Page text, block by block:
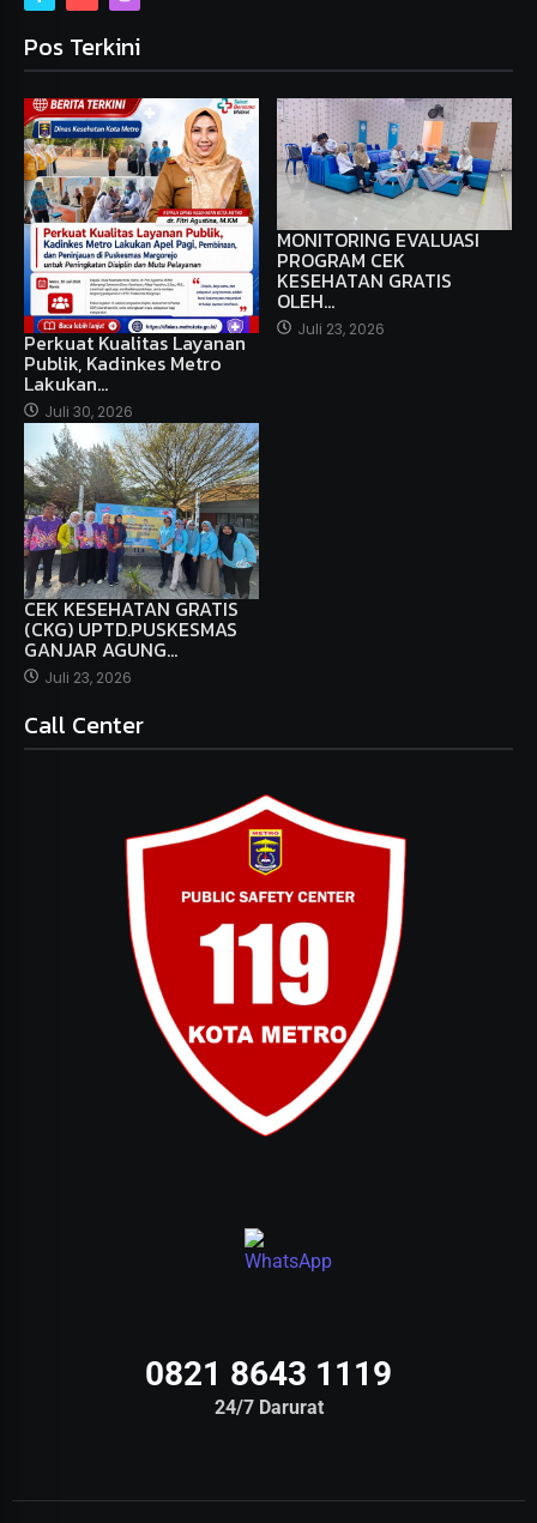
Pos Terkini
Perkuat Kualitas Layanan
Publik, Kadinkes Metro
Lakukan…
Juli 30, 2026
MONITORING EVALUASI
PROGRAM CEK
KESEHATAN GRATIS
OLEH…
Juli 23, 2026
CEK KESEHATAN GRATIS
(CKG) UPTD.PUSKESMAS
GANJAR AGUNG…
Juli 23, 2026
Call Center
0821 8643 1119
24/7 Darurat